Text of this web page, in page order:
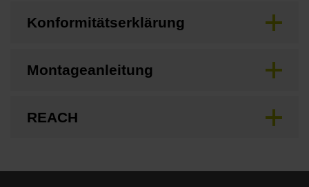
Konformitätserklärung
Montageanleitung
REACH